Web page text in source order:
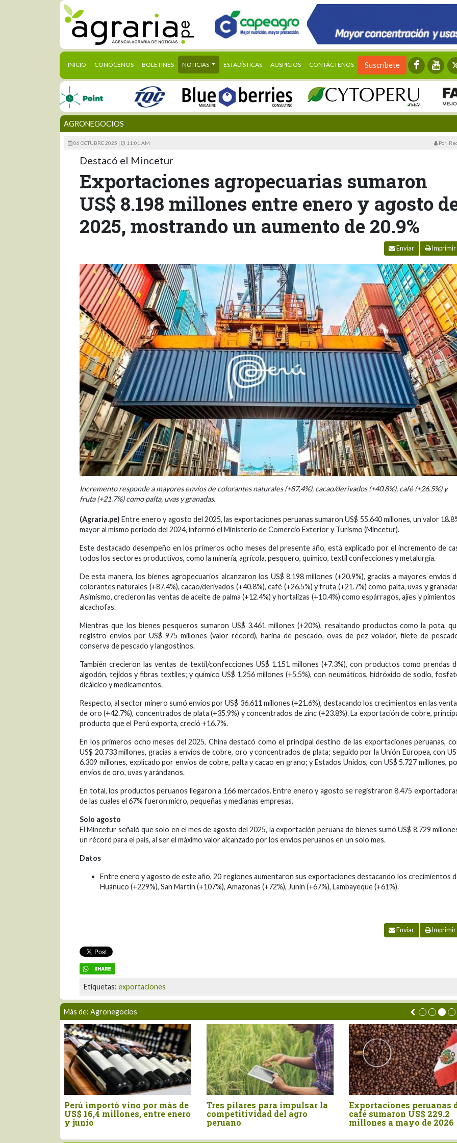
INICIO (CURRENT)
CONÓCENOS BOLETINES NOTICIAS ESTADÍSTICAS AUSPICIOS CONTÁCTENOS Suscríbete
AGRONEGOCIOS
06 OCTUBRE 2025 | 11:01 AM Por:
Destacó el Mincetur
Exportaciones agropecuarias sumaron
US$ 8.198 millones entre enero y agosto
2025, mostrando un aumento de 20.9%
Enviar Imprimir
Incremento responde a mayores envíos de colorantes naturales (+87,4%), cacao/derivados (+40.8%), café (+26.5%) y
fruta (+21.7%) como palta, uvas y granadas.
(Agraria.pe) Entre enero y agosto del 2025, las exportaciones peruanas sumaron US$ 55.640 millones, un valor
mayor al mismo periodo del 2024, informó el Ministerio de Comercio Exterior y Turismo (Mincetur).
Este destacado desempeño en los primeros ocho meses del presente año, está explicado por el incremento de
todos los sectores productivos, como la minería, agrícola, pesquero, químico, textil confecciones y metalurgia.
De esta manera, los bienes agropecuarios alcanzaron los US$ 8.198 millones (+20.9%), gracias a mayores envíos
colorantes naturales (+87,4%), cacao/derivados (+40.8%), café (+26.5%) y fruta (+21.7%) como palta, uvas y
Asimismo, crecieron las ventas de aceite de palma (+12.4%) y hortalizas (+10.4%) como espárragos, ajíes y pimientos
alcachofas.
Mientras que los bienes pesqueros sumaron US$ 3.461 millones (+20%), resaltando productos como la pota,
registro envíos por US$ 975 millones (valor récord), harina de pescado, ovas de pez volador, filete de
conserva de pescado y langostinos.
También crecieron las ventas de textil/confecciones US$ 1.151 millones (+7.3%), con productos como prendas
algodón, tejidos y fibras textiles; y químico US$ 1.256 millones (+5.5%), con neumáticos, hidróxido de sodio,
dicálcico y medicamentos.
Respecto, al sector minero sumó envíos por US$ 36.611 millones (+21.6%), destacando los crecimientos en las
de oro (+42.7%), concentrados de plata (+35.9%) y concentrados de zinc (+23.8%). La exportación de cobre,
producto que el Perú exporta, creció +16.7%.
En los primeros ocho meses del 2025, China destacó como el principal destino de las exportaciones peruanas,
US$ 20.733 millones, gracias a envíos de cobre, oro y concentrados de plata; seguido por la Unión Europea, con
6.309 millones, explicado por envíos de cobre, palta y cacao en grano; y Estados Unidos, con US$ 5.727 millones,
envíos de oro, uvas y arándanos.
En total, los productos peruanos llegaron a 166 mercados. Entre enero y agosto se registraron 8.475
de las cuales el 67% fueron micro, pequeñas y medianas empresas.
Solo agosto
El Mincetur señaló que solo en el mes de agosto del 2025, la exportación peruana de bienes sumó US$ 8,729
un récord para el país, al ser el máximo valor alcanzado por los envíos peruanos en un solo mes.
Datos
Entre enero y agosto de este año, 20 regiones aumentaron sus exportaciones destacando los crecimientos
Huánuco (+229%), San Martín (+107%), Amazonas (+72%), Junín (+67%), Lambayeque (+61%).
Enviar Imprimir
Etiquetas: exportaciones
Más de: Agronegocios
vino por más de
entre enero
Tres pilares para impulsar la
competitividad del agro
Exportaciones peruanas de
café sumaron US$ 229.2
Perú:
crecen 4.9%,
sector partido en